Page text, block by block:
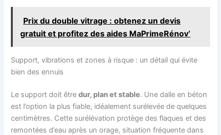
Prix du double vitrage : obtenez un devis
gratuit et profitez des aides MaPrimeRénov’
Support, vibrations et zones à risque : un détail qui évite
bien des ennuis
Le support doit êtredur, plan et stable. Une dalle en béton
est l’option la plus fiable, idéalement surélevée de quelques
centimètres. Cette surélévation protège des flaques et des
remontées d’eau après un orage, situation fréquente dans